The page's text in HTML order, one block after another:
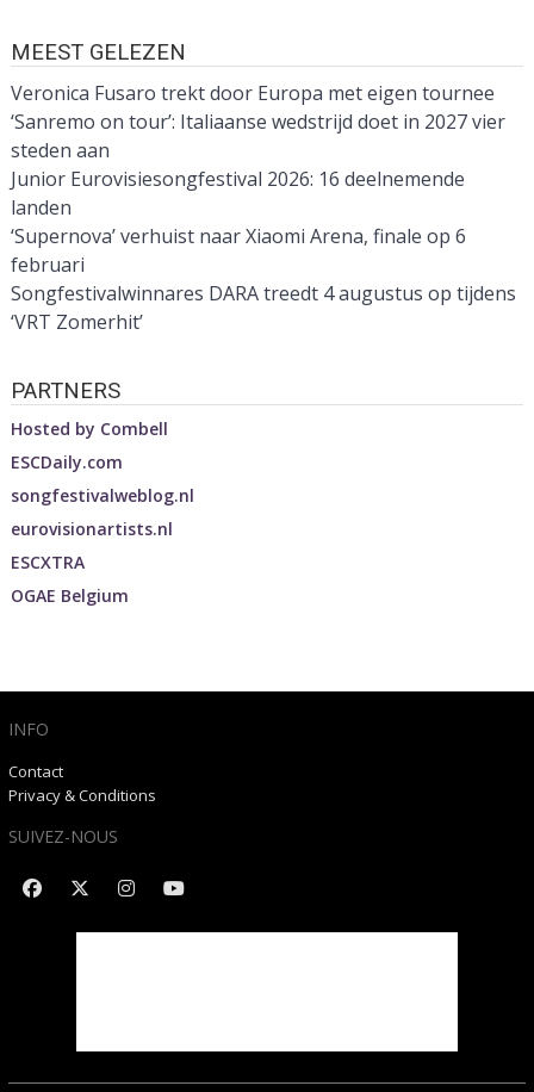
MEEST GELEZEN
Veronica Fusaro trekt door Europa met eigen tournee
‘Sanremo on tour’: Italiaanse wedstrijd doet in 2027 vier
steden aan
Junior Eurovisiesongfestival 2026: 16 deelnemende
landen
‘Supernova’ verhuist naar Xiaomi Arena, finale op 6
februari
Songfestivalwinnares DARA treedt 4 augustus op tijdens
‘VRT Zomerhit’
PARTNERS
Hosted by Combell
ESCDaily.com
songfestivalweblog.nl
eurovisionartists.nl
ESCXTRA
OGAE Belgium
INFO
Contact
Privacy & Conditions
SUIVEZ-NOUS